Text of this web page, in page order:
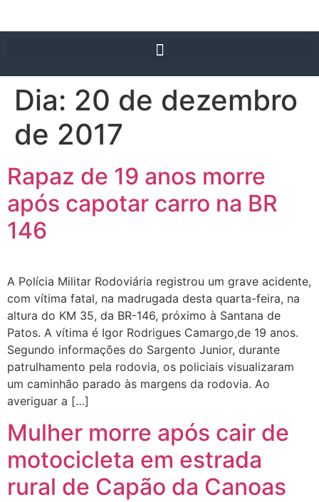
Dia: 20 de dezembro
de 2017
Rapaz de 19 anos morre
após capotar carro na BR
146
A Polícia Militar Rodoviária registrou um grave acidente,
com vítima fatal, na madrugada desta quarta-feira, na
altura do KM 35, da BR-146, próximo à Santana de
Patos. A vítima é Igor Rodrigues Camargo,de 19 anos.
Segundo informações do Sargento Junior, durante
patrulhamento pela rodovia, os policiais visualizaram
um caminhão parado às margens da rodovia. Ao
averiguar a […]
Mulher morre após cair de
motocicleta em estrada
rural de Capão da Canoas